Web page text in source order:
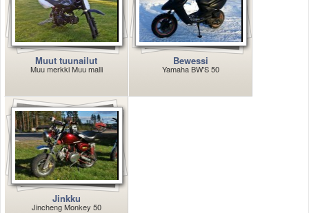
Valitse paikkakunta
Helsingin sää
Tampereen sää
Turun sää
Oulun sää
Rovaniemen sää
MUUT
VIP-jäsenyys
Paidat ja vaatteet
Suunnittele oma paita
Mainostus
Palaute
Muut tuunailut
Muu merkki Muu malli
Bewessi
Yamaha BW'S 50
Jinkku
Jincheng Monkey 50